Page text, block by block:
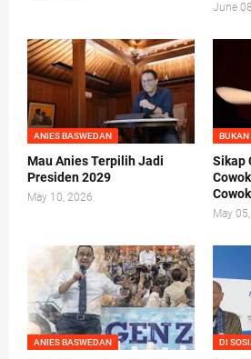
June
ANIES BASWEDAN
Mau Anies Terpilih Jadi
Presiden 2029
May 10, 2026
BUKAN
Sikap
May
ANIES BASWEDAN DI